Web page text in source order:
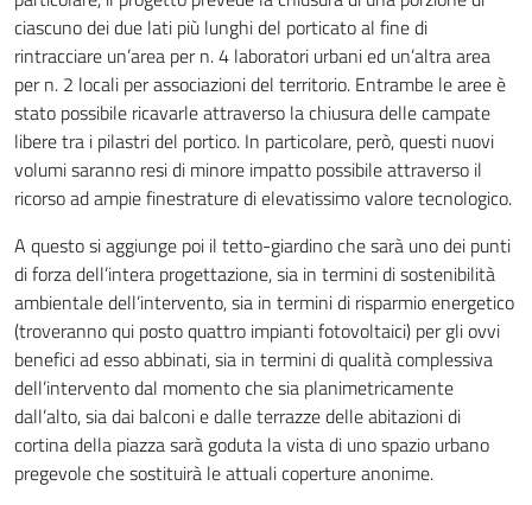
ciascuno dei due lati più lunghi del porticato al fine di
rintracciare un’area per n. 4 laboratori urbani ed un’altra area
per n. 2 locali per associazioni del territorio. Entrambe le aree è
stato possibile ricavarle attraverso la chiusura delle campate
libere tra i pilastri del portico. In particolare, però, questi nuovi
volumi saranno resi di minore impatto possibile attraverso il
ricorso ad ampie finestrature di elevatissimo valore tecnologico.
A questo si aggiunge poi il tetto-giardino che sarà uno dei punti
di forza dell’intera progettazione, sia in termini di sostenibilità
ambientale dell’intervento, sia in termini di risparmio energetico
(troveranno qui posto quattro impianti fotovoltaici) per gli ovvi
benefici ad esso abbinati, sia in termini di qualità complessiva
dell’intervento dal momento che sia planimetricamente
dall’alto, sia dai balconi e dalle terrazze delle abitazioni di
cortina della piazza sarà goduta la vista di uno spazio urbano
pregevole che sostituirà le attuali coperture anonime.